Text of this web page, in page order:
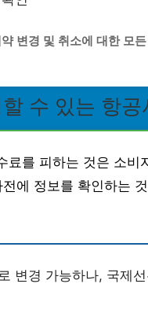
변경 및 취소에 대한 모
수 있는 항공
료를 피하는 것은 소
에 정보를 확인하는
변경 가능하나, 국제